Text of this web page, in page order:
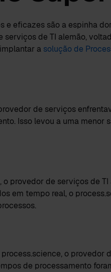
e eficazes são a espinha
serviços de TI alemão,
a solução de
de serviços
Isso levou a uma
o provedor de serviços de
em tempo real, o
o
de processamento